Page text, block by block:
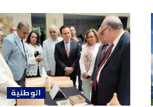
الوطنية